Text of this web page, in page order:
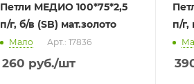
Петли МЕДИО 100*75*2,5
п/г, б/в (SB) мат.золото
Мало Арт.: 17836
260 руб./шт
п/г,